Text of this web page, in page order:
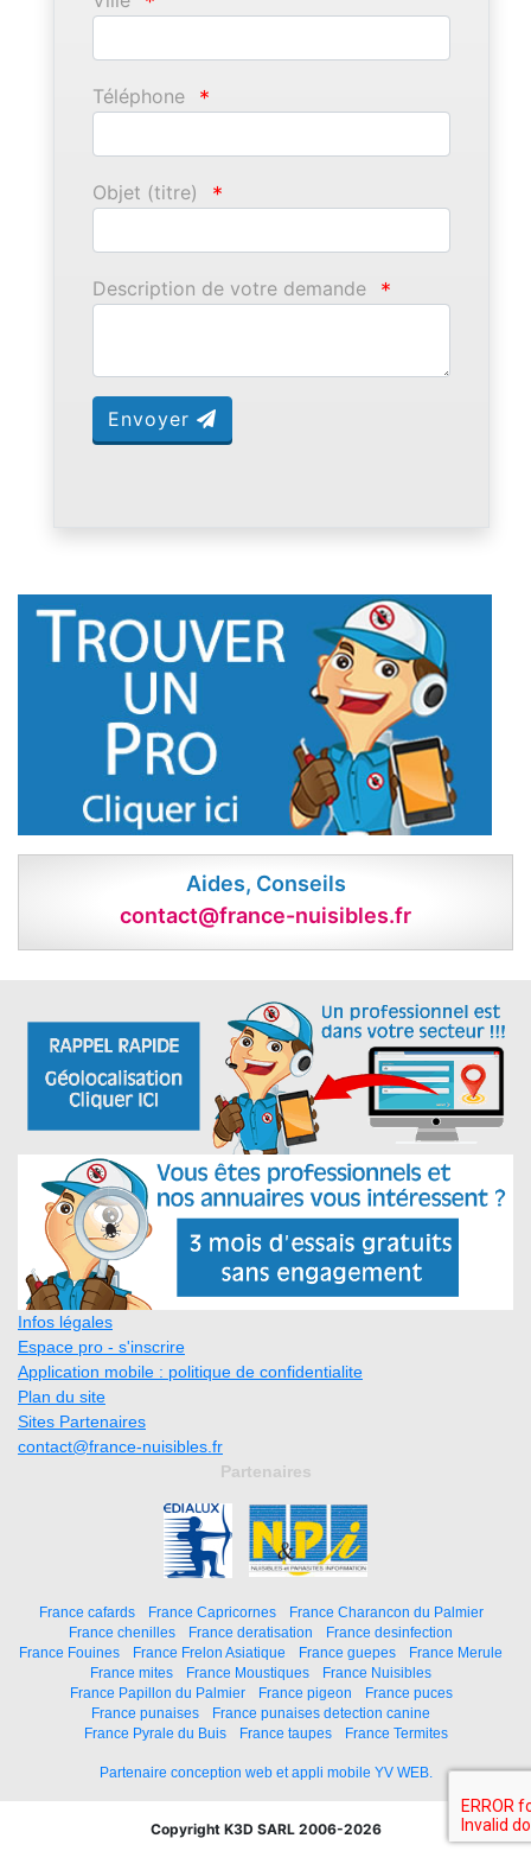
Téléphone *
Objet (titre) *
Description de votre demande *
Envoyer
Aides, Conseils
contact@france-nuisibles.fr
Infos légales
Espace pro - s'inscrire
Application mobile : politique de confidentialite
Plan du site
Sites Partenaires
contact@france-nuisibles.fr
Partenaires
France cafards France Capricornes
France Charancon du Palmier
France chenilles
France deratisation
France desinfection
France Fouines
France Frelon Asiatique France guepes
France Merule
France mites
France Moustiques
France Nuisibles
France Papillon du Palmier
France pigeon
France puces
France punaises
France punaises detection canine
France Pyrale du Buis
France taupes France Termites
Partenaire conception web et appli mobile YV WEB.
Copyright K3D SARL 2006-2026